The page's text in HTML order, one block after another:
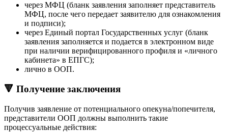
через МФЦ (бланк заявления заполняет представитель
МФЦ, после чего передает заявителю для ознакомления
и подписи);
через Единый портал Государственных услуг (бланк
заявления заполняется и подается в электронном виде
при наличии верифицированного профиля и «личного
кабинета» в ЕПГС);
лично в ООП.
🔻 Получение заключения
Получив заявление от потенциального опекуна/попечителя,
представители ООП должны выполнить такие
процессуальные действия: